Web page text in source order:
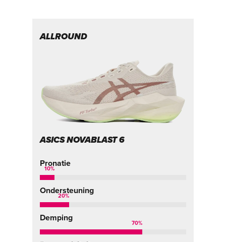
ALLROUND
ASICS NOVABLAST 6
Pronatie
10%
Ondersteuning
20%
Demping
70%